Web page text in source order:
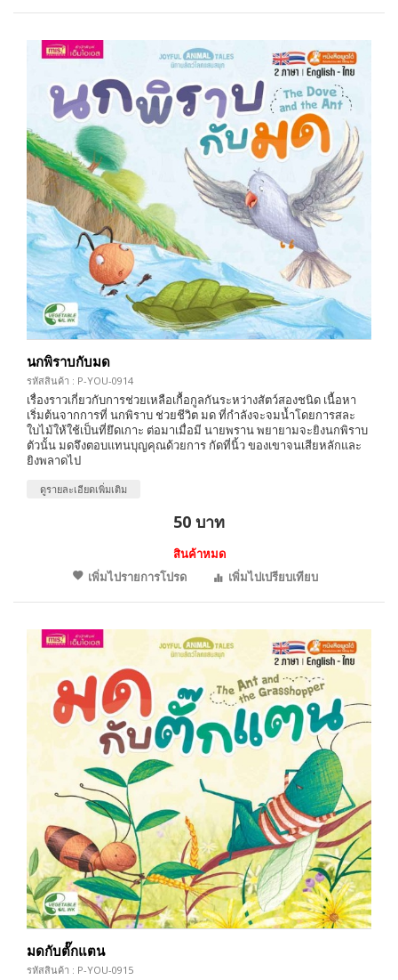
นกพิราบกับมด
รหัสสินค้า : P-YOU-0914
เรื่องราวเกี่ยวกับการช่วยเหลือเกื้อกูลกันระหว่างสัตว์สองชนิด เนื้อหา
เริ่มต้นจากการที่ นกพิราบ ช่วยชีวิต มด ที่กำลังจะจมน้ำโดยการสละ
ใบไม้ให้ใช้เป็นที่ยึดเกาะ ต่อมาเมื่อมี นายพราน พยายามจะยิงนกพิราบ
ตัวนั้น มดจึงตอบแทนบุญคุณด้วยการ กัดที่นิ้ว ของเขาจนเสียหลักและ
ยิงพลาดไป
ดูรายละเอียดเพิ่มเติม
50 บาท
สินค้าหมด
เพิ่มไปรายการโปรด
เพิ่มไปเปรียบเทียบ
มดกับตั๊กแตน
รหัสสินค้า : P-YOU-0915